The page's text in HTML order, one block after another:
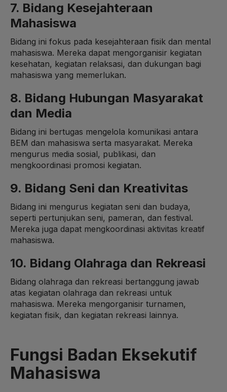
7. Bidang Kesejahteraan
Mahasiswa
Bidang ini fokus pada kesejahteraan fisik dan mental
mahasiswa. Mereka dapat mengorganisir kegiatan
kesehatan, kegiatan relaksasi, dan dukungan bagi
mahasiswa yang memerlukan.
8. Bidang Hubungan Masyarakat
dan Media
Bidang ini bertugas mengelola komunikasi antara
BEM dan mahasiswa serta masyarakat. Mereka
mengurus media sosial, publikasi, dan
mengkoordinasi promosi kegiatan.
9. Bidang Seni dan Kreativitas
Bidang ini mengurus kegiatan seni dan budaya,
seperti pertunjukan seni, pameran, dan festival.
Mereka juga dapat mengkoordinasi aktivitas kreatif
mahasiswa.
10. Bidang Olahraga dan Rekreasi
Bidang olahraga dan rekreasi bertanggung jawab
atas kegiatan olahraga dan rekreasi untuk
mahasiswa. Mereka mengorganisir turnamen,
kegiatan fisik, dan kegiatan rekreasi lainnya.
Fungsi Badan Eksekutif
Mahasiswa